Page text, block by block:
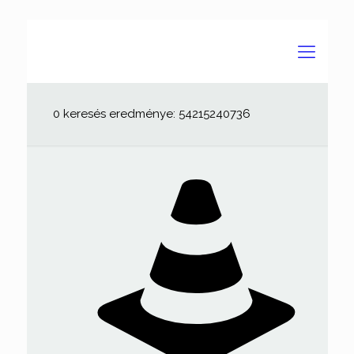
0 keresés eredménye: 54215240736